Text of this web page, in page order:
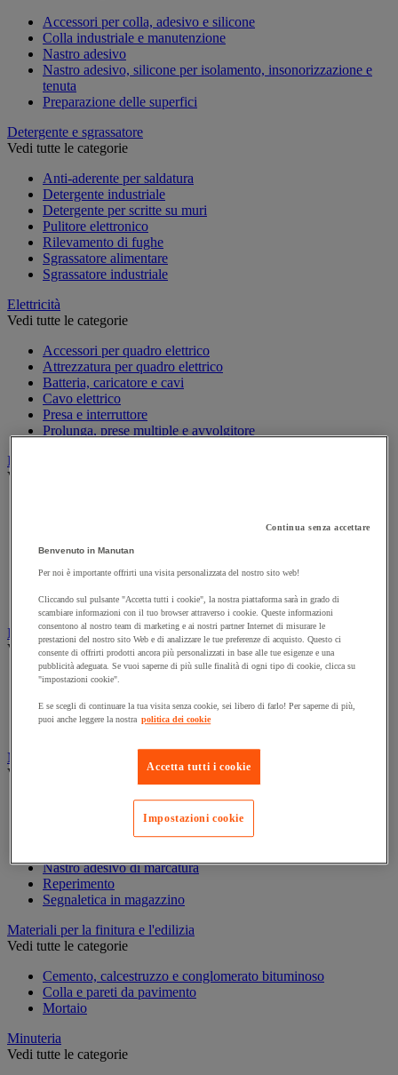
Accessori per colla, adesivo e silicone
Colla industriale e manutenzione
Nastro adesivo
Nastro adesivo, silicone per isolamento, insonorizzazione e
tenuta
Preparazione delle superfici
Detergente e sgrassatore
Vedi tutte le categorie
Anti-aderente per saldatura
Detergente industriale
Detergente per scritte su muri
Pulitore elettronico
Rilevamento di fughe
Sgrassatore alimentare
Sgrassatore industriale
Elettricità
Vedi tutte le categorie
Accessori per quadro elettrico
Attrezzatura per quadro elettrico
Batteria, caricatore e cavi
Cavo elettrico
Presa e interruttore
Prolunga, prese multiple e avvolgitore
Illuminazione
Vedi tutte le categorie
Lampada portatile
Lampadina
Torcia
Ingrassaggio e lubrificazione
Vedi tutte le categorie
Anti-aderente
Grasso e olio
Lubrificante e sbloccante
Marcatura
Vedi tutte le categorie
Marcatura industriale
Marcatura permanente
Nastro adesivo di marcatura
Reperimento
Segnaletica in magazzino
Materiali per la finitura e l'edilizia
Vedi tutte le categorie
Cemento, calcestruzzo e conglomerato bituminoso
Colla e pareti da pavimento
Mortaio
Minuteria
Vedi tutte le categorie
Continua senza accettare
Benvenuto in Manutan
Per noi è importante offrirti una visita personalizzata del nostro sito web!
Cliccando sul pulsante "Accetta tutti i cookie", la nostra piattaforma sarà in grado di
scambiare informazioni con il tuo browser attraverso i cookie. Queste informazioni
consentono al nostro team di marketing e ai nostri partner Internet di misurare le
prestazioni del nostro sito Web e di analizzare le tue preferenze di acquisto. Questo ci
consente di offrirti prodotti ancora più personalizzati in base alle tue esigenze e una
pubblicità adeguata. Se vuoi saperne di più sulle finalità di ogni tipo di cookie, clicca su
"impostazioni cookie".
E se scegli di continuare la tua visita senza cookie, sei libero di farlo! Per saperne di più,
puoi anche leggere la nostra politica dei cookie
Accetta tutti i cookie
Impostazioni cookie